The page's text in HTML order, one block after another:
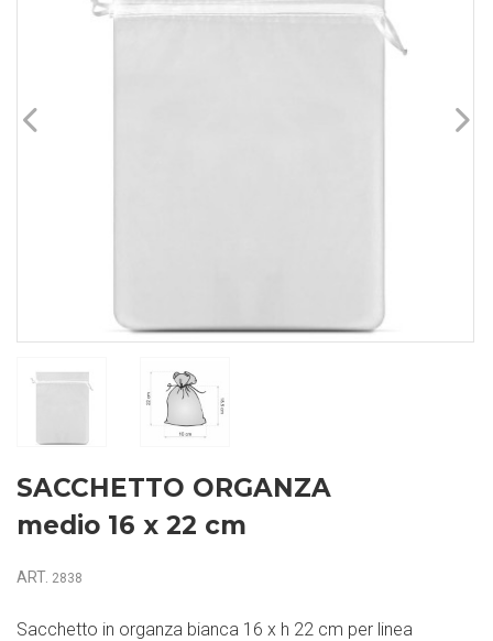
SACCHETTO ORGANZA
medio 16 x 22 cm
ART. 2838
Sacchetto in organza bianca 16 x h 22 cm per linea